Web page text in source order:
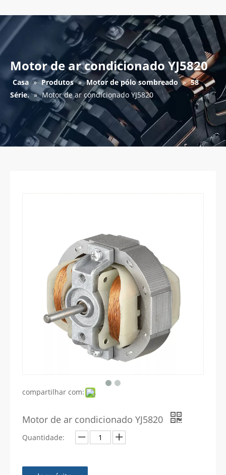
Motor de ar condicionado YJ5820
Casa » Produtos » Motor de pólo sombreado » 58
Série. » Motor de ar condicionado YJ5820
compartilhar com:
Motor de ar condicionado YJ5820
Quantidade: